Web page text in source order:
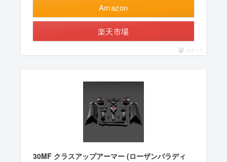
Amazon
楽天市場
ポチップ
30MF クラスアップアーマー (ローザンパラディ